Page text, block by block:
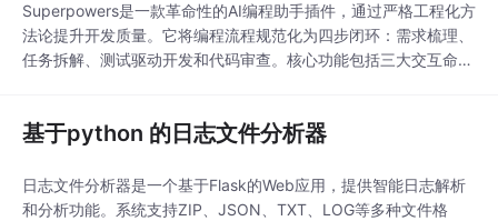
Superpowers是一款革命性的AI编程助手插件，通过严格工程化方
法论提升开发质量。它将编程流程规范化为四步闭环：需求梳理、
任务拆解、测试驱动开发和代码审查。核心功能包括三大交互命令
ude-Mem记忆系统和OpenClaw代理框架协同工作
基于python 的日志文件分析器
日志文件分析器是一个基于Flask的Web应用，提供智能日志解析
和分析功能。系统支持ZIP、JSON、TXT、LOG等多种文件格